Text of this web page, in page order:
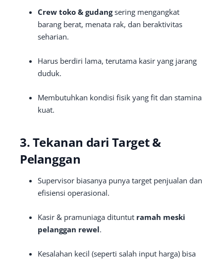
Crew toko & gudangsering mengangkat
barang berat, menata rak, dan beraktivitas
seharian.
Harus berdiri lama, terutama kasir yang jarang
duduk.
Membutuhkan kondisi fisik yang fit dan stamina
kuat.
3. Tekanan dari Target &
Pelanggan
Supervisor biasanya punya target penjualan dan
efisiensi operasional.
Kasir & pramuniaga dituntut ramah meski
pelanggan rewel.
Kesalahan kecil (seperti salah input harga) bisa